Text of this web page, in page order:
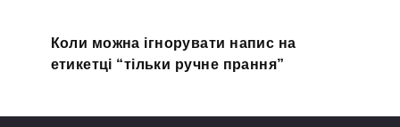
Коли можна ігнорувати напис на
етикетці “тільки ручне прання”